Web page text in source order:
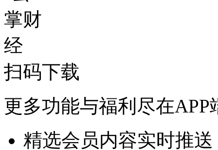
扫码下载
更多功能与福利尽在APP
精选会员内容实时推送